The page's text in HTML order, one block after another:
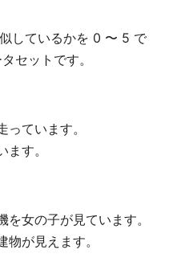
しているかを 0 〜 5 で
セットです。
ています。
す。
女の子が見ています。
が見えます。